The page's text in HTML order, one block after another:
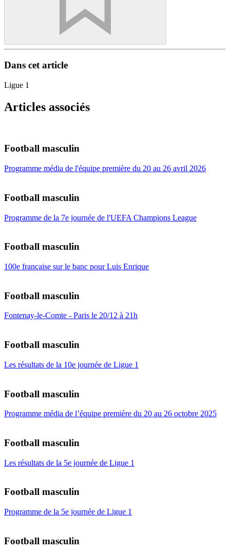
Dans cet article
Ligue 1
Articles associés
Football masculin
Programme média de l'équipe première du 20 au 26 avril 2026
Football masculin
Programme de la 7e journée de l'UEFA Champions League
Football masculin
100e française sur le banc pour Luis Enrique
Football masculin
Fontenay-le-Comte - Paris le 20/12 à 21h
Football masculin
Les résultats de la 10e journée de Ligue 1
Football masculin
Programme média de l’équipe première du 20 au 26 octobre 2025
Football masculin
Les résultats de la 5e journée de Ligue 1
Football masculin
Programme de la 5e journée de Ligue 1
Football masculin